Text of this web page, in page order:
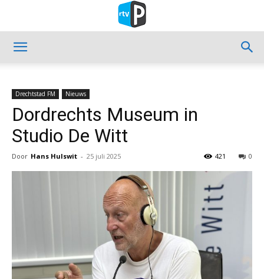
Drechtstad FM Nieuws
Dordrechts Museum in
Studio De Witt
Door Hans Hulswit - 25 juli 2025 0
421